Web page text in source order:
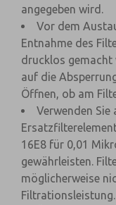
angegeben wird.
Vor dem
Entnahme des
drucklos gemacht
auf die
Öffnen, ob am
Verwenden
16E8 für 0,01
gewährleisten.
möglicherweise
Filtrationsleistung.